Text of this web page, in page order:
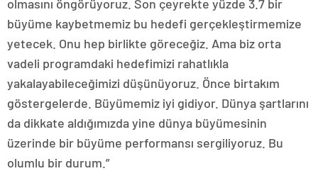
olmasını öngörüyoruz. Son çeyrekte yüzde 3.7 bir
büyüme kaybetmemiz bu hedefi gerçekleştirmemize
yetecek. Onu hep birlikte göreceğiz. Ama biz orta
vadeli programdaki hedefimizi rahatlıkla
yakalayabileceğimizi düşünüyoruz. Önce birtakım
göstergelerde. Büyümemiz iyi gidiyor. Dünya şartlarını
da dikkate aldığımızda yine dünya büyümesinin
üzerinde bir büyüme performansı sergiliyoruz. Bu
olumlu bir durum.”